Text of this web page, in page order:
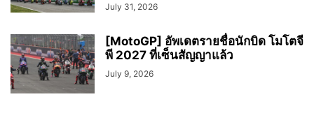
July 31, 2026
[MotoGP] อัพเดตรายชื่อนักบิด โมโตจี
พี 2027 ที่เซ็นสัญญาแล้ว
July 9, 2026